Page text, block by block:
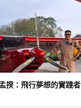
揆：飛行夢想的實踐者